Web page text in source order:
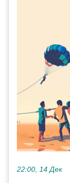
22:00, 14 Дек